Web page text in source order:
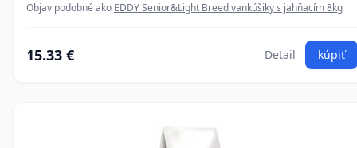
Objav podobné ako EDDY Senior&Light Breed vankúšiky s jahňacím 8kg
15.33 € Detail kúpiť